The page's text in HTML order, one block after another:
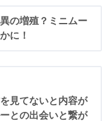
の増殖？ミニムー
に！
見てないと内容が
との出会いと繋が